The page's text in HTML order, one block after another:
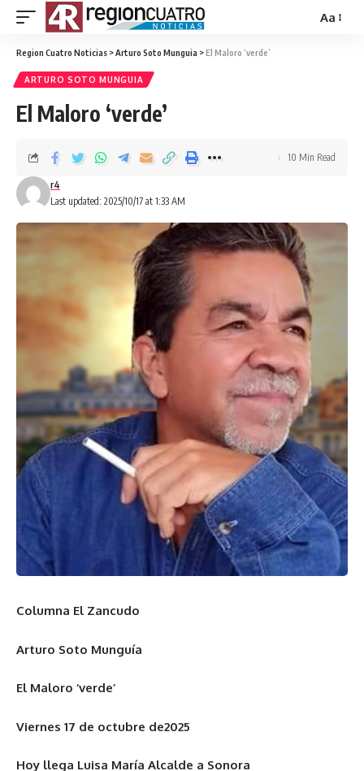
Aa
Region Cuatro Noticias >Arturo Soto Munguia >El Maloro ‘verde’
ARTURO SOTO MUNGUIA
El Maloro ‘verde’
Last updated: 2025/10/17 at 1:33 AM
r4
10 Min Read
Columna El Zancudo
Arturo Soto Munguía
El Maloro ‘verde’
Viernes 17 de octubre de2025
Hoy llega Luisa María Alcalde a Sonora